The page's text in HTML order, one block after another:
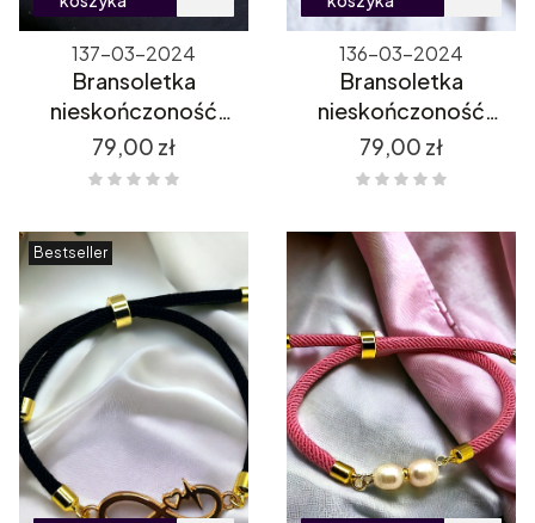
137-03-2024
Bransoletka
nieskończoność
różowa
Cena
79,00 zł
136-03-2024
Bransoletka
nieskończoność
turkus
Cena
79,00 zł
Bestseller